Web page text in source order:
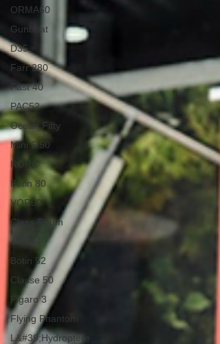
ORMA60
Gunboat
D35
Farr 280
Fast 40
PAC52
Ocean Fifty
Mini 6.50
RORC
Botin 80
VOR60
Class Rhum
JMD54
Botin 52
Classe 50
Figaro 3
Flying Phantom
L&#39;Hydroptère